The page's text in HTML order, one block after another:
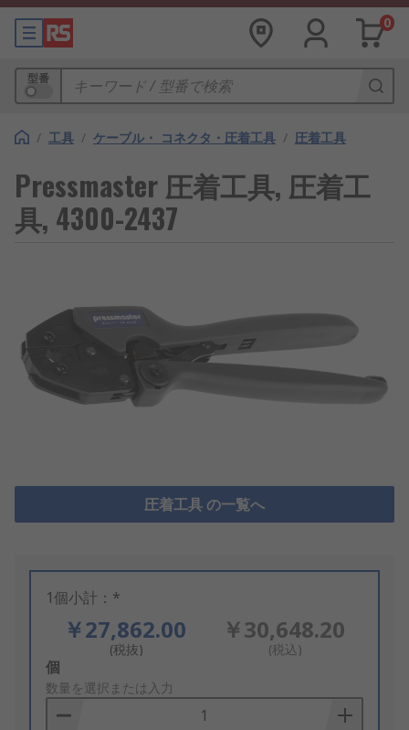
0
型番
/ 工具 / ケーブル・ コネクタ・圧着工具 / 圧着工具
Pressmaster 圧着工具, 圧着工
具, 4300-2437
圧着工具 の一覧へ
1個小計：*
￥27,862.00
(税抜)
￥30,648.20
(税込)
Add
to
Basket
個
数量を選択または入力